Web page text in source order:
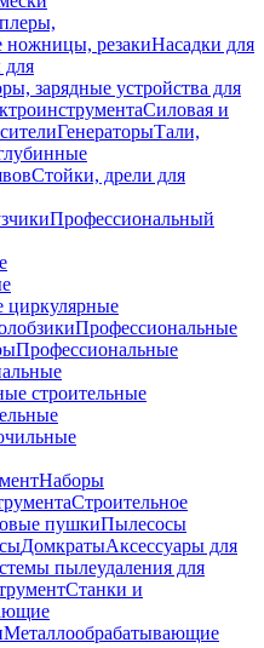
ножницы, резакиНасадки для
для
зарядные устройства для
Силовая и
ГенераторыТали,
Стойки, дрели для
Профессиональный
циркулярные
Профессиональные
Профессиональные
строительные
Наборы
Строительное
пушкиПылесосы
ДомкратыАксессуары для
пылеудаления для
Станки и
Металлообрабатывающие